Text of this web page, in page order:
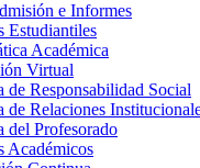
e Informes
Estudiantiles
Académica
Virtual
Responsabilidad Social
Relaciones
del Profesorado
Académicos